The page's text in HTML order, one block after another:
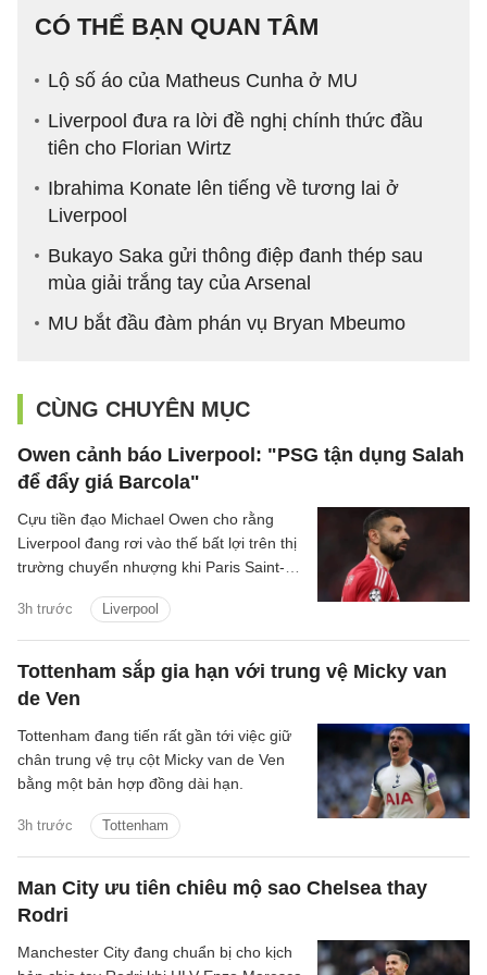
CÓ THỂ BẠN QUAN TÂM
Lộ số áo của Matheus Cunha ở MU
Liverpool đưa ra lời đề nghị chính thức đầu
tiên cho Florian Wirtz
Ibrahima Konate lên tiếng về tương lai ở
Liverpool
Bukayo Saka gửi thông điệp đanh thép sau
mùa giải trắng tay của Arsenal
MU bắt đầu đàm phán vụ Bryan Mbeumo
CÙNG CHUYÊN MỤC
Owen cảnh báo Liverpool: "PSG tận dụng Salah
để đẩy giá Barcola"
3h trước Liverpool
Cựu tiền đạo Michael Owen cho rằng
Liverpool đang rơi vào thế bất lợi trên thị
trường chuyển nhượng khi Paris Saint-
người thay Mohamed Salah để đẩy giá
Bradley Barcola lên mức rất cao.
Tottenham sắp gia hạn với trung vệ Micky van
de Ven
3h trước Tottenham
Tottenham đang tiến rất gần tới việc giữ
chân trung vệ trụ cột Micky van de Ven
bằng một bản hợp đồng dài hạn.
Man City ưu tiên chiêu mộ sao Chelsea thay
Rodri
Manchester City đang chuẩn bị cho kịch